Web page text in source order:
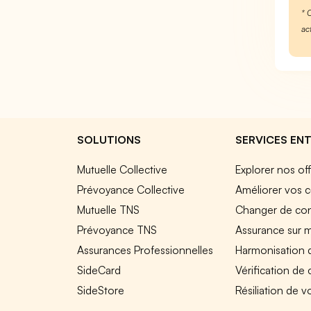
*
SOLUTIONS
Mutuelle Collective
Prévoyance Collective
Mutuelle TNS
Prévoyance TNS
Assurances Professionnelles
SideCard
SideStore
SERVICES
Explorer nos
Améliorer vos
Changer de
Assurance sur
Harmonisation
Vérification de
Résiliation de